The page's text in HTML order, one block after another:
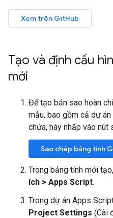
Xem trên GitHub
Tạo và định cấu
mới
Để tạo bản sao hoàn
mẫu, bao gồm cả dự
chứa, hãy nhấp vào nút
Sao chép bảng tính
Trong bảng tính mới
ích > Apps Script.
Trong dự án Apps
Project Settings (Cài